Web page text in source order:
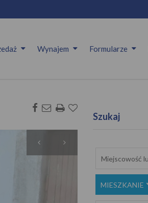
Wynajem Formularze
Szukaj
MIESZKANIE